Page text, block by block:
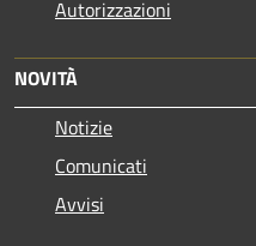
Autorizzazioni
NOVITÀ
Notizie
Comunicati
Avvisi